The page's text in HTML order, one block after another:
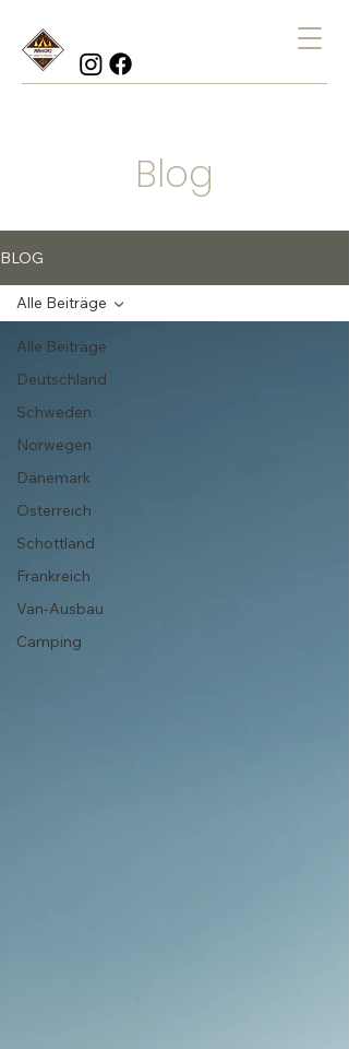
Blog
BLOG
Alle Beiträge
Deutschland
Schweden
Norwegen
Dänemark
Österreich
Schottland
Frankreich
Van-Ausbau
Camping
Alle Beiträge